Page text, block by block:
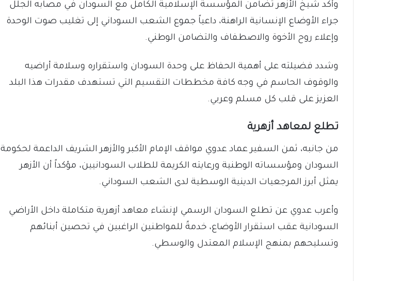
​وأكد شيخ الأزهر تضامن المؤسسة الإسلامية الكامل مع السودان في مصابه الجلل
جراء الأوضاع الإنسانية الراهنة، داعياً جموع الشعب السوداني إلى تغليب صوت الوحدة
وإعلاء روح الأخوة والاصطفاف والتضامن الوطني.
وشدد فضيلته على أهمية الحفاظ على وحدة السودان واستقراره وسلامة أراضيه
والوقوف الحاسم في وجه كافة مخططات التقسيم التي تستهدف مقدرات هذا البلد
العزيز على قلب كل مسلم وعربي.
​تطلع لمعاهد أزهرية
​من جانبه، ثمن السفير عماد عدوي مواقف الإمام الأكبر والأزهر الشريف الداعمة لحكومة
السودان ومؤسساته الوطنية ورعايته الكريمة للطلاب السودانيين، مؤكداً أن الأزهر
يمثل أبرز المرجعيات الدينية الوسطية لدى الشعب السوداني.
وأعرب عدوي عن تطلع السودان الرسمي لإنشاء معاهد أزهرية متكاملة داخل الأراضي
السودانية عقب استقرار الأوضاع، خدمةً للمواطنين الراغبين في تحصين أبنائهم
وتسليحهم بمنهج الإسلام المعتدل والوسطي.